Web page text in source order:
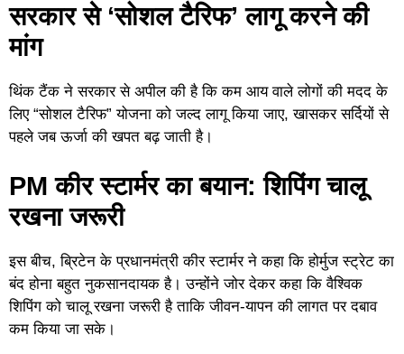
सरकार से ‘सोशल टैरिफ’ लागू करने की
मांग
थिंक टैंक ने सरकार से अपील की है कि कम आय वाले लोगों की मदद के
लिए “सोशल टैरिफ” योजना को जल्द लागू किया जाए, खासकर सर्दियों से
पहले जब ऊर्जा की खपत बढ़ जाती है।
PM कीर स्टार्मर का बयान: शिपिंग चालू
रखना जरूरी
इस बीच, ब्रिटेन के प्रधानमंत्री कीर स्टार्मर ने कहा कि होर्मुज स्ट्रेट का
बंद होना बहुत नुकसानदायक है। उन्होंने जोर देकर कहा कि वैश्विक
शिपिंग को चालू रखना जरूरी है ताकि जीवन-यापन की लागत पर दबाव
कम किया जा सके।